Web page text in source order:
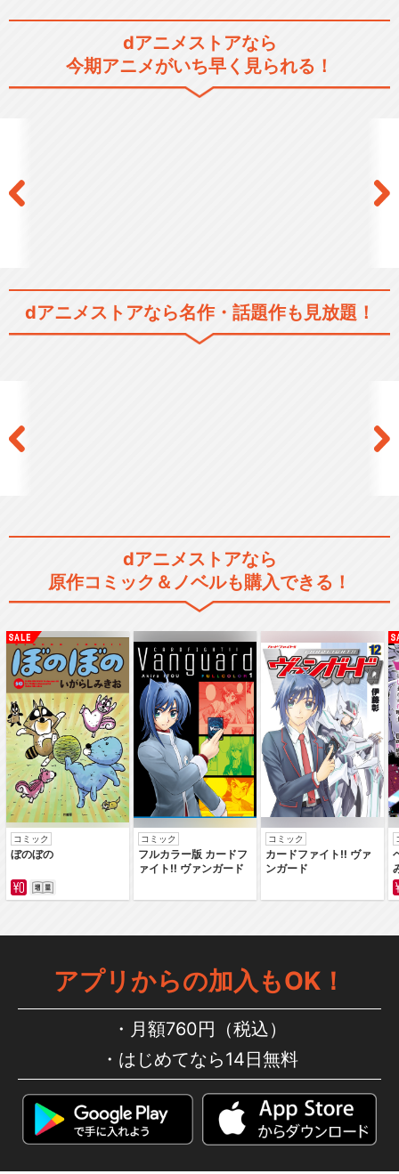
dアニメストアなら
今期アニメがいち早く見られる！
dアニメストアなら名作・話題作も見放題！
dアニメストアなら
原作コミック＆ノベルも購入できる！
コミック
ぼのぼの
コミック
フルカラー版 カードフ
ァイト‼ ヴァンガード
コミック
カードファイト‼ ヴァ
ンガード
アプリからの加入もOK！
月額760円（税込）
はじめてなら14日無料